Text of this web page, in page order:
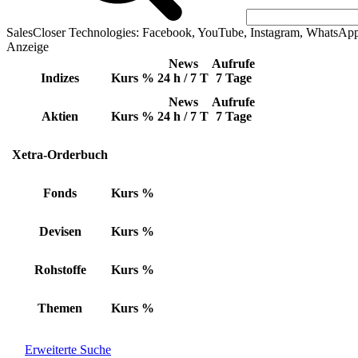
SalesCloser Technologies: Facebook, YouTube, Instagram,
Anzeige
Indizes Kurs %
News
24 h / 7 T
Aufrufe
7 Tage
Aktien Kurs %
News
24 h / 7 T
Aufrufe
7 Tage
Xetra-Orderbuch
Fonds Kurs %
Devisen Kurs %
Rohstoffe Kurs %
Themen Kurs %
Erweiterte Suche